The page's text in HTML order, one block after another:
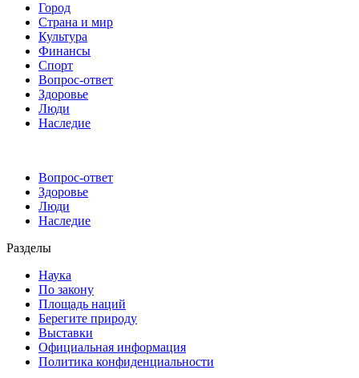
Город
Страна и мир
Культура
Финансы
Спорт
Вопрос-ответ
Здоровье
Люди
Наследие
Вопрос-ответ
Здоровье
Люди
Наследие
Разделы
Наука
По закону
Площадь наций
Берегите природу
Выставки
Официальная информация
Политика конфиденциальности